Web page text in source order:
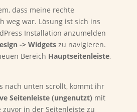
dass meine rechte
weg war. Lösung ist sich ins
Installation anzumelden
-> Widgetszu navigieren.
Bereich Hauptseitenleiste,
nach unten scrollt, kommt ihr
Seitenleiste (ungenutzt) mit
zuvor in der Seitenleiste zu